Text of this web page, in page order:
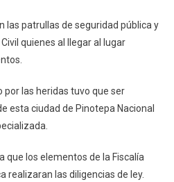
las patrullas de seguridad pública y
quienes al llegar al lugar
por las heridas tuvo que ser
esta ciudad de Pinotepa Nacional
que los elementos de la Fiscalía
realizaran las diligencias de ley.